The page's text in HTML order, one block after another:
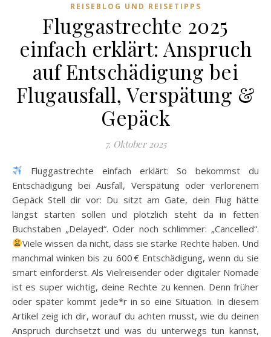
REISEBLOG UND REISETIPPS
Fluggastrechte 2025
einfach erklärt: Anspruch
auf Entschädigung bei
Flugausfall, Verspätung &
Gepäck
7. Oktober 2025
Fluggastrechte einfach erklärt: So bekommst du
Entschädigung bei Ausfall, Verspätung oder verlorenem
Gepäck Stell dir vor: Du sitzt am Gate, dein Flug hätte
längst starten sollen und plötzlich steht da in fetten
Buchstaben „Delayed“. Oder noch schlimmer: „Cancelled“.
Viele wissen da nicht, dass sie starke Rechte haben. Und
manchmal winken bis zu 600 € Entschädigung, wenn du sie
smart einforderst. Als Vielreisender oder digitaler Nomade
ist es super wichtig, deine Rechte zu kennen. Denn früher
oder später kommt jede*r in so eine Situation. In diesem
Artikel zeig ich dir, worauf du achten musst, wie du deinen
Anspruch durchsetzt und was du unterwegs tun kannst,